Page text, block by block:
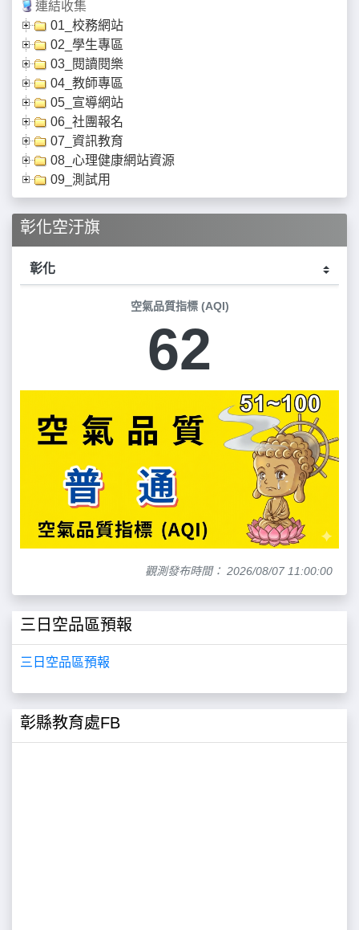
連結收集
01_校務網站
02_學生專區
03_閱讀閱樂
04_教師專區
05_宣導網站
06_社團報名
07_資訊教育
08_心理健康網站資源
09_測試用
彰化空汙旗
空氣品質指標 (AQI)
62
觀測發布時間： 2026/08/07 11:00:00
三日空品區預報
三日空品區預報
彰縣教育處FB